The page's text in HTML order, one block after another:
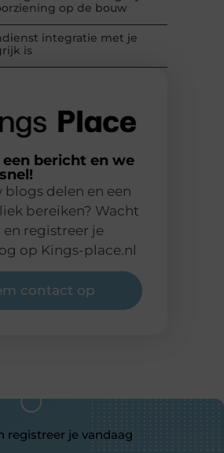
op de bouw
integratie met je
is
bericht en we
delen en een
bereiken? Wacht
registreer je
op Kings-place.nl
contact op
registreer je vandaag